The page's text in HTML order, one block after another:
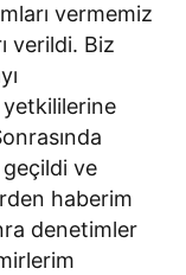
vermemiz
verildi. Biz
yetkililerine
ve
haberim
denetimler